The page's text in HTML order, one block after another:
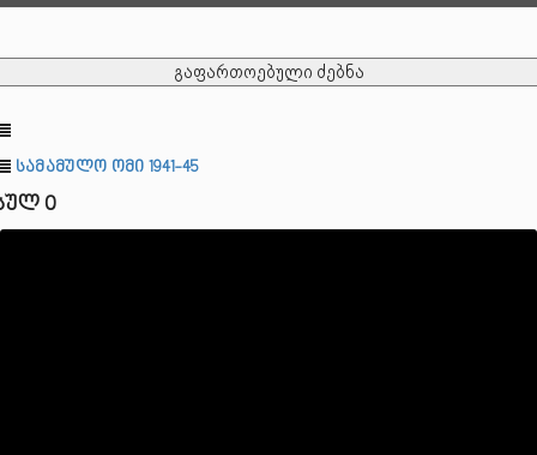
გაფართოებული ძებნა
სამამულო ომი 1941-45
0